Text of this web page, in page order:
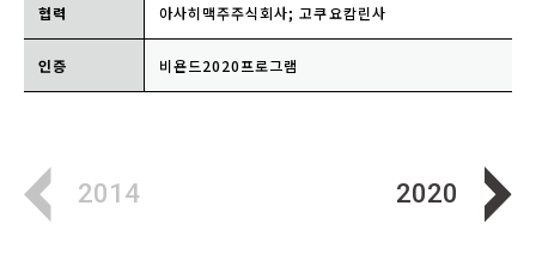
협력 아사히맥주주식회사; 고쿠요캄린사
인증 비욘드2020프로그램
2014 2020